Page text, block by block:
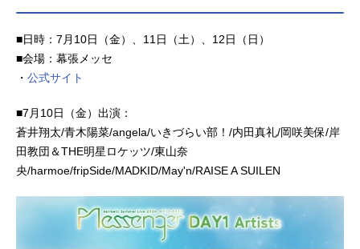
■日時：7月10日（金）、11日（土）、12日（日）
■会場：幕張メッセ
・ 公式サイト
■7月10日（金）出演：
蒼井翔太/青木陽菜/angela/いきづらい部！/内田真礼/岡咲美保/岸
田教団＆THE明星ロケッツ/東山奈
央/harmoe/fripSide/MADKID/May'n/RAISE A SUILEN